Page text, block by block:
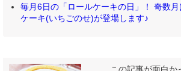
毎月6日の「ロールケーキの日」！ 奇数
ケーキ(いちごのせ)が登場します♪
この記事が面白か